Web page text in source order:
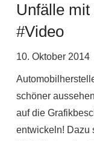
Unfälle
#Video
10. Oktober 2014
schöner
auf die
entwickeln! Dazu